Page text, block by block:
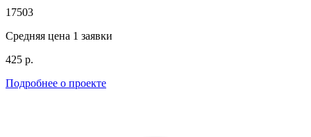
17503
Средняя цена 1 заявки
425 р.
Подробнее о проекте